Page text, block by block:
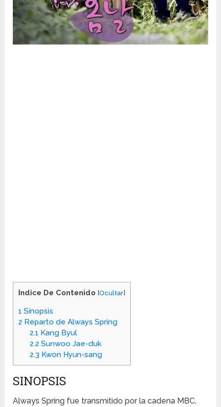
Indice De Contenido [Ocultar]
1 Sinopsis
2 Reparto de Always Spring
2.1 Kang Byul
2.2 Sunwoo Jae-duk
2.3 Kwon Hyun-sang
SINOPSIS
Always Spring fue transmitido por la cadena MBC,